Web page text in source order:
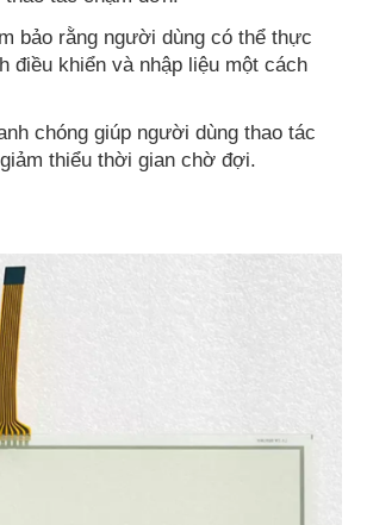
bảo rằng người dùng có thể thực
điều khiển và nhập liệu một cách
chóng giúp người dùng thao tác
thiểu thời gian chờ đợi.